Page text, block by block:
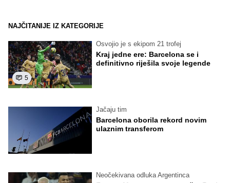
NAJČITANIJE IZ KATEGORIJE
5
Osvojio je s ekipom 21 trofej
Kraj jedne ere: Barcelona se i
definitivno riješila svoje legende
Jačaju tim
Barcelona oborila rekord novim
ulaznim transferom
Neočekivana odluka Argentinca